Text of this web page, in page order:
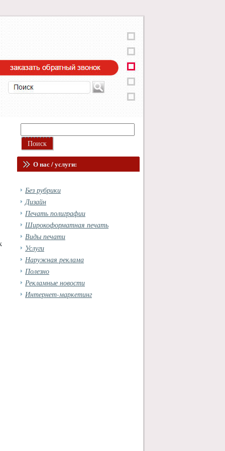
О нас / услуги:
Без рубрики
Дизайн
Печать полиграфии
Широкоформатная печать
Виды печати
Услуги
Наружная реклама
Полезно
Рекламные новости
Интернет-маркетинг